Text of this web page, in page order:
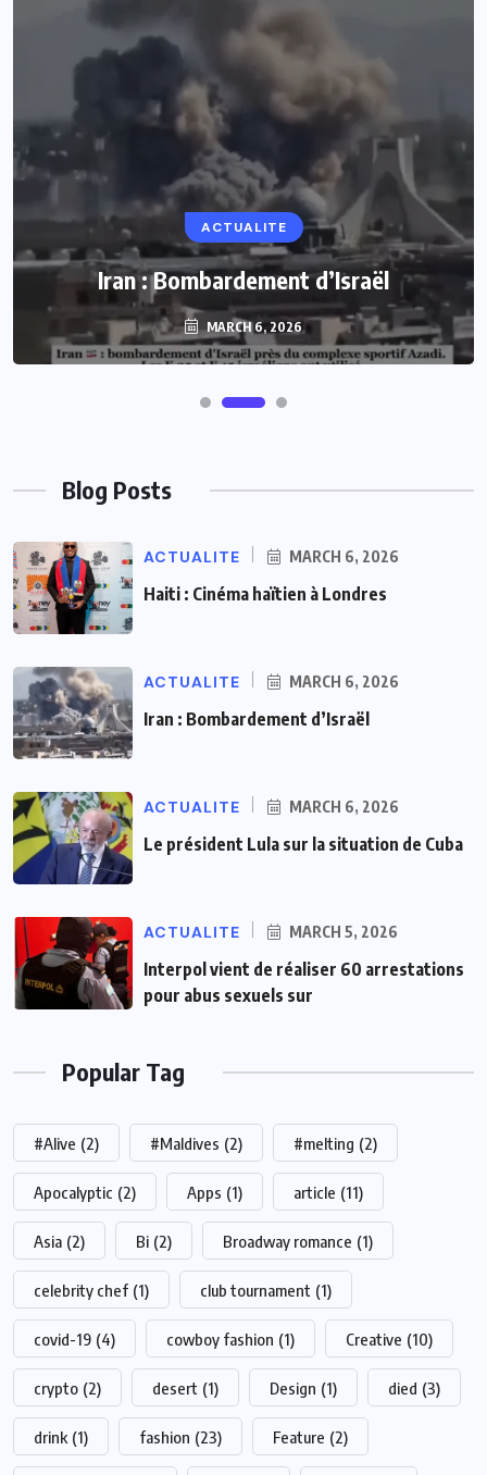
ACTUALITE
Iran : Bombardement d’Israël
MARCH 6, 2026
Blog Posts
ACTUALITE MARCH 6, 2026
Haiti : Cinéma haïtien à Londres
ACTUALITE MARCH 6, 2026
Iran : Bombardement d’Israël
ACTUALITE MARCH 6, 2026
Le président Lula sur la situation de Cuba
ACTUALITE MARCH 5, 2026
Interpol vient de réaliser 60 arrestations
pour abus sexuels sur
Popular Tag
#Alive (2) #Maldives (2) #melting (2)
Apocalyptic (2) Apps (1) article (11)
Asia (2) Bi (2) Broadway romance (1)
celebrity chef (1) club tournament (1)
covid-19 (4) cowboy fashion (1) Creative (10)
crypto (2) desert (1) Design (1) died (3)
drink (1) fashion (23) Feature (2)